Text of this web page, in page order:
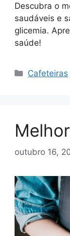
Descubra o
saudáveis e
glicemia.
saúde!
Categorias
Cafeteiras
outubro 16,